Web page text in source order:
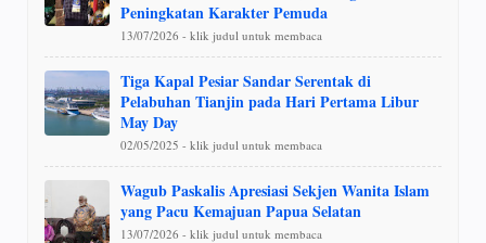
Peningkatan Karakter Pemuda
13/07/2026 - klik judul untuk membaca
Tiga Kapal Pesiar Sandar Serentak di
Pelabuhan Tianjin pada Hari Pertama Libur
May Day
02/05/2025 - klik judul untuk membaca
Wagub Paskalis Apresiasi Sekjen Wanita Islam
yang Pacu Kemajuan Papua Selatan
13/07/2026 - klik judul untuk membaca